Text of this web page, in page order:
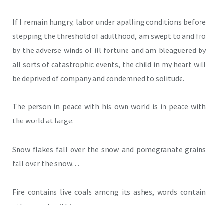
If I remain hungry, labor under apalling conditions before
stepping the threshold of adulthood, am swept to and fro
by the adverse winds of ill fortune and am bleaguered by
all sorts of catastrophic events, the child in my heart will
be deprived of company and condemned to solitude.
The person in peace with his own world is in peace with
the world at large.
Snow flakes fall over the snow and pomegranate grains
fall over the snow…
Fire contains live coals among its ashes, words contain